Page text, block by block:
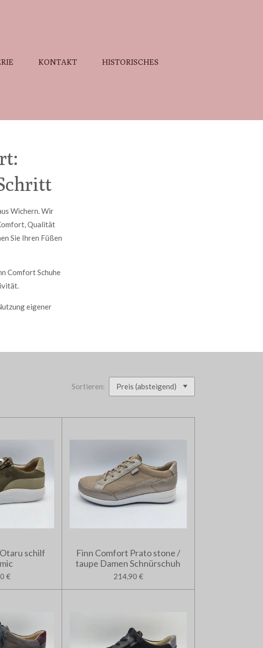
KONTAKT HISTORISCHES
Wichern. Wir
Qualität
Sie Ihren Füßen
Comfort Schuhe
eigener
Sortieren:
schilf
€
Finn Comfort Prato stone /
taupe Damen Schnürschuh
214,90 €